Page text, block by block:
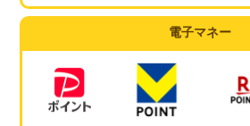
電子マネー